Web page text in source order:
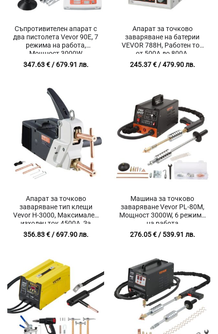
Съпротивителен апарат с
два пистолета Vevor 90E, 7
режима на работа,
Мощност 3000W
347.63€/ 679.91 лв.
Апарат за точково
заваряване на батерии
VEVOR 788H, Работен ток
от 500A до 800A,
Максимална мощност
2.8KW, Дебелина на
245.37€/ 479.90 лв.
Апарат за точково
заваряване тип клещи
Vevor H-3000, Максимален
изходен ток 4500A, За
метални листове от
стомана и алуминий до 4
356.83€/ 697.90 лв.
Машина за точково
заваряване Vevor PL-80M,
Мощност 3000W, 6 режима
на работа
276.05€/ 539.91 лв.